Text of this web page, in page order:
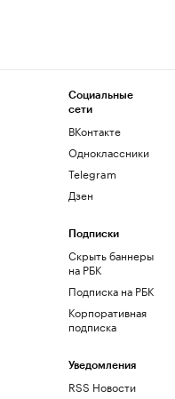
Социальные
сети
ВКонтакте
Одноклассники
Telegram
Дзен
Подписки
Скрыть баннеры
на РБК
Подписка на РБК
Корпоративная
подписка
Уведомления
RSS Новости